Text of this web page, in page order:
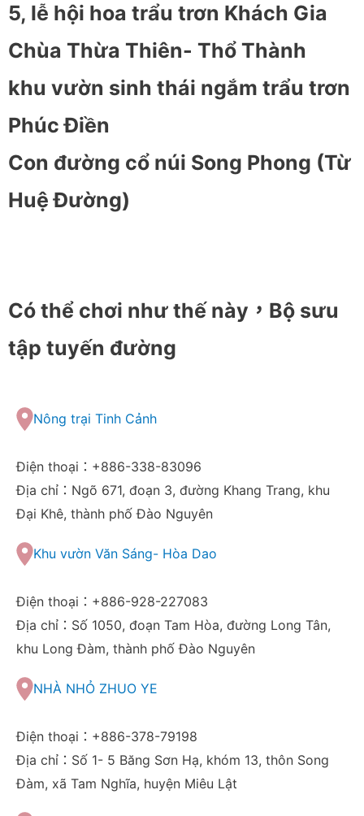
5, lễ hội hoa trẩu trơn Khách Gia
Chùa Thừa Thiên- Thổ Thành
khu vườn sinh thái ngắm trẩu trơn
Phúc Điền
Con đường cổ núi Song Phong (Từ
Huệ Đường)
Có thể chơi như thế này，Bộ sưu
tập tuyến đường
Nông trại Tinh Cảnh
Điện thoại：+886-338-83096
Địa chỉ：Ngõ 671, đoạn 3, đường Khang Trang, khu
Đại Khê, thành phố Đào Nguyên
Khu vườn Văn Sáng- Hòa Dao
Điện thoại：+886-928-227083
Địa chỉ：Số 1050, đoạn Tam Hòa, đường Long Tân,
khu Long Đàm, thành phố Đào Nguyên
NHÀ NHỎ ZHUO YE
Điện thoại：+886-378-79198
Địa chỉ：Số 1- 5 Băng Sơn Hạ, khóm 13, thôn Song
Đàm, xã Tam Nghĩa, huyện Miêu Lật